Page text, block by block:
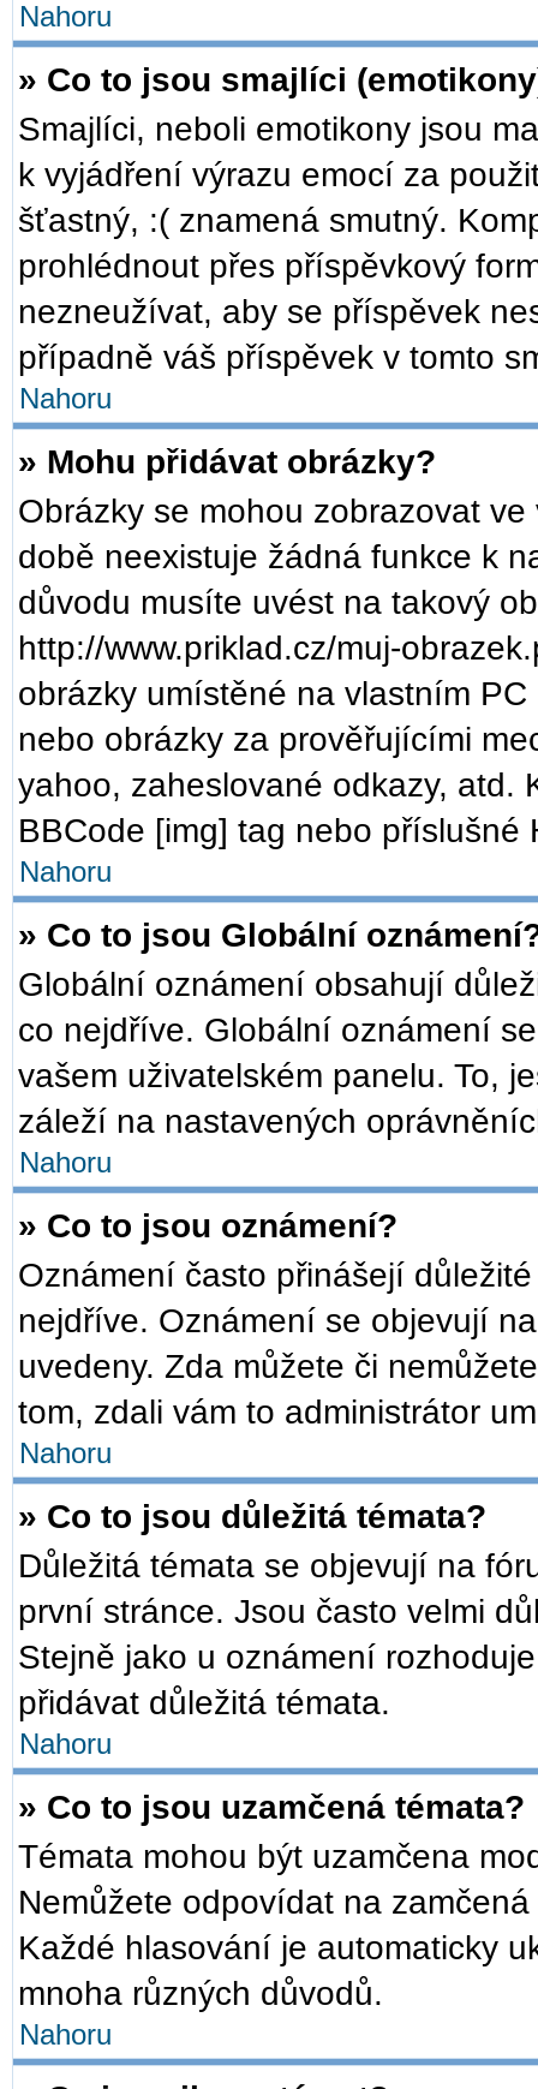
Nahoru
» Co to jsou smajlíci
Smajlíci, neboli emotikony jsou
k vyjádření výrazu emocí za
šťastný, :( znamená smutný.
prohlédnout přes příspěvkový
nezneužívat, aby se příspěvek
případně váš příspěvek v tomto
Nahoru
» Mohu přidávat obrázky?
Obrázky se mohou zobrazovat
době neexistuje žádná funkce k
důvodu musíte uvést na takový
http://www.priklad.cz/muj-
obrázky umístěné na vlastním
nebo obrázky za prověřujícími
yahoo, zaheslované odkazy, atd.
BBCode [img] tag nebo příslušné
Nahoru
» Co to jsou Globální
Globální oznámení obsahují
co nejdříve. Globální oznámení
vašem uživatelském panelu. To,
záleží na nastavených
Nahoru
» Co to jsou oznámení?
Oznámení často přinášejí
nejdříve. Oznámení se objevují
uvedeny. Zda můžete či
tom, zdali vám to administrátor
Nahoru
» Co to jsou důležitá témata?
Důležitá témata se objevují na
první stránce. Jsou často velmi
Stejně jako u oznámení
přidávat důležitá témata.
Nahoru
» Co to jsou uzamčená témata?
Témata mohou být uzamčena
Nemůžete odpovídat na
Každé hlasování je automaticky
mnoha různých důvodů.
Nahoru